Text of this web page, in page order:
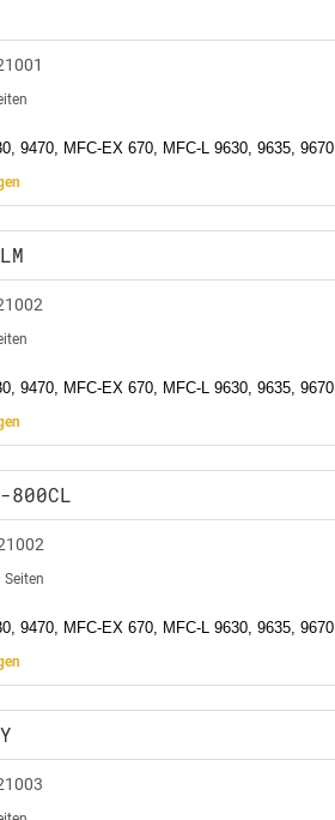
9470, MFC-EX 670, MFC-L 9630, 9635, 9670
9470, MFC-EX 670, MFC-L 9630, 9635, 9670
Seiten
9470, MFC-EX 670, MFC-L 9630, 9635, 9670